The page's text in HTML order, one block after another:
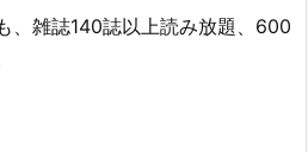
、雑誌140誌以上読み放題、600